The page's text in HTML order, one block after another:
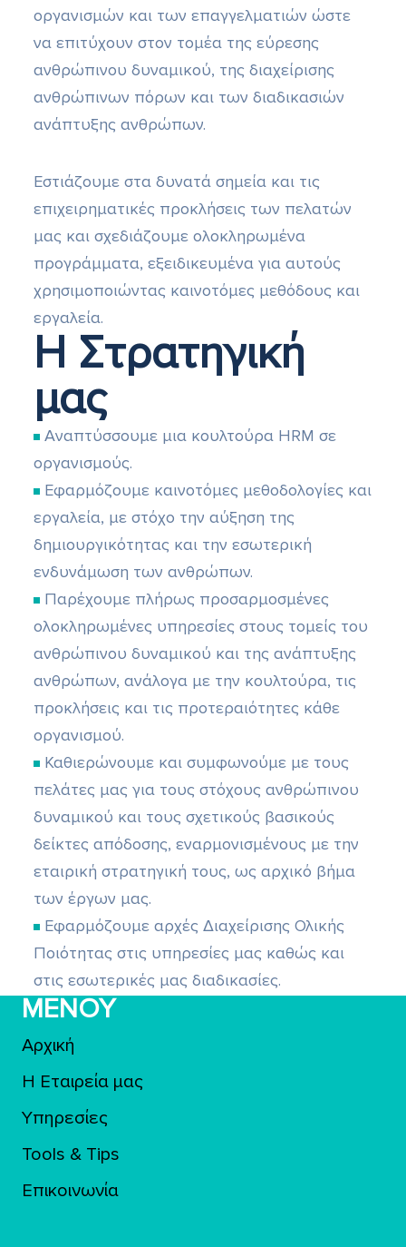
οργανισμών και των επαγγελματιών ώστε
να επιτύχουν στον τομέα της εύρεσης
ανθρώπινου δυναμικού, της διαχείρισης
ανθρώπινων πόρων και των διαδικασιών
ανάπτυξης ανθρώπων.
Εστιάζουμε στα δυνατά σημεία και τις
επιχειρηματικές προκλήσεις των πελατών
μας και σχεδιάζουμε ολοκληρωμένα
προγράμματα, εξειδικευμένα για αυτούς
χρησιμοποιώντας καινοτόμες μεθόδους και
εργαλεία.
Η Στρατηγική
μας
Αναπτύσσουμε μια κουλτούρα HRM σε
οργανισμούς.
Εφαρμόζουμε καινοτόμες μεθοδολογίες και
εργαλεία, με στόχο την αύξηση της
δημιουργικότητας και την εσωτερική
ενδυνάμωση των ανθρώπων.
Παρέχουμε πλήρως προσαρμοσμένες
ολοκληρωμένες υπηρεσίες στους τομείς του
ανθρώπινου δυναμικού και της ανάπτυξης
ανθρώπων, ανάλογα με την κουλτούρα, τις
προκλήσεις και τις προτεραιότητες κάθε
οργανισμού.
Καθιερώνουμε και συμφωνούμε με τους
πελάτες μας για τους στόχους ανθρώπινου
δυναμικού και τους σχετικούς βασικούς
δείκτες απόδοσης, εναρμονισμένους με την
εταιρική στρατηγική τους, ως αρχικό βήμα
των έργων μας.
Εφαρμόζουμε αρχές Διαχείρισης Ολικής
Ποιότητας στις υπηρεσίες μας καθώς και
στις εσωτερικές μας διαδικασίες.
ΜΕΝΟΥ
Αρχική
Η Εταιρεία μας
Υπηρεσίες
Tools & Tips
Επικοινωνία